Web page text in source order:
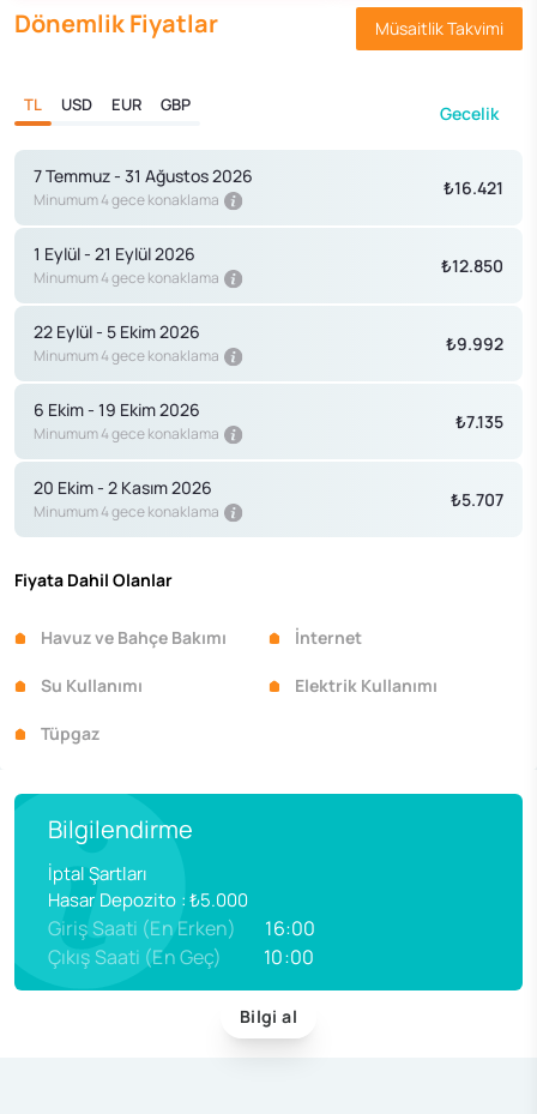
Dönemlik Fiyatlar Müsaitlik Takvimi
TL USD EUR GBP Gecelik
7 Temmuz - 31 Ağustos 2026
Minumum 4 gece konaklama
₺16.421
1 Eylül - 21 Eylül 2026
Minumum 4 gece konaklama
₺12.850
22 Eylül - 5 Ekim 2026
Minumum 4 gece konaklama
₺9.992
6 Ekim - 19 Ekim 2026
Minumum 4 gece konaklama
₺7.135
20 Ekim - 2 Kasım 2026
Minumum 4 gece konaklama
₺5.707
Fiyata Dahil Olanlar
Havuz ve Bahçe Bakımı İnternet
Su Kullanımı Elektrik Kullanımı
Tüpgaz
Bilgilendirme
İptal Şartları
Hasar Depozito :₺5.000
Giriş Saati (En Erken)
16:00
Çıkış Saati (En Geç)
10:00
Bilgi al